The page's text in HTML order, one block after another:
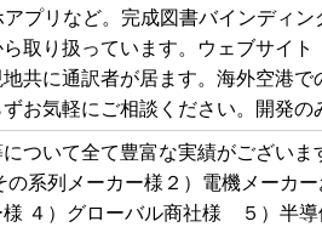
プリなど。完成図書バインディ
取り扱っています。ウェブサイ
共に通訳者が居ます。海外空港
お気軽にご相談ください。開発の
ついて全て豊富な実績がござい
系列メーカー様２）電機メーカ
４）グローバル商社様 ５）半